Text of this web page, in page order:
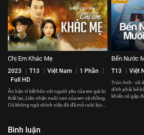
Chị Em Khác Mẹ
2023 T13 Việt Nam
1 Phần
Full HD
Ân hận vì kết hôn với người yêu của em gái bị
thất lạc, Liên nhận nuôi con của em và chồng.
Cô không ngờ chính việc đó đã mở ra bi kịch
Bến Nước
T13 Việt
Trúc Anh - cô
dính phải bê
khiến cô gặp
Bình luận